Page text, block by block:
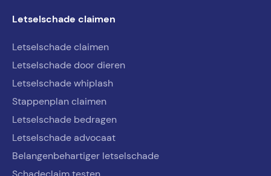
Letselschade claimen
Letselschade claimen
Letselschade door dieren
Letselschade whiplash
Stappenplan claimen
Letselschade bedragen
Letselschade advocaat
Belangenbehartiger letselschade